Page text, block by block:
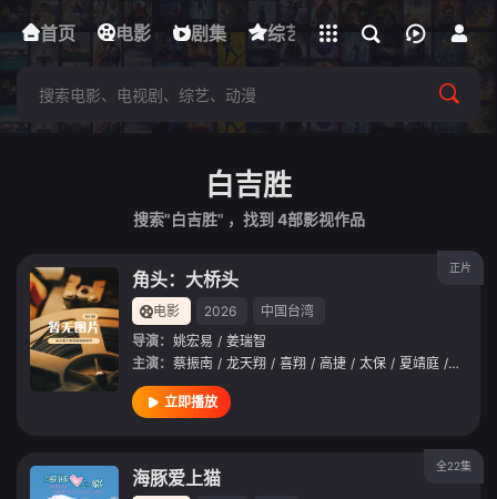
首页 电影 剧集 综艺 动漫 短剧
下载客户端
立即登录
白吉胜
搜索"白吉胜" ，找到 4部影视作品
正片
角头：大桥头
电影 2026
中国台湾
导演： 姚宏易 / 姜瑞智
主演： 蔡振南 / 龙天翔 / 喜翔 / 高捷 / 太保 / 夏靖庭 / 孙鹏
立即播放
全22集
海豚爱上猫